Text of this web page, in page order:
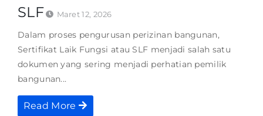
SLF
Maret 12, 2026
Dalam proses pengurusan perizinan bangunan,
Sertifikat Laik Fungsi atau SLF menjadi salah satu
dokumen yang sering menjadi perhatian pemilik
bangunan...
Read More